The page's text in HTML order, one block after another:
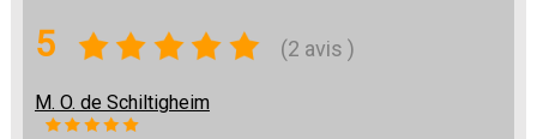
5 (2 avis )
M. O. de Schiltigheim